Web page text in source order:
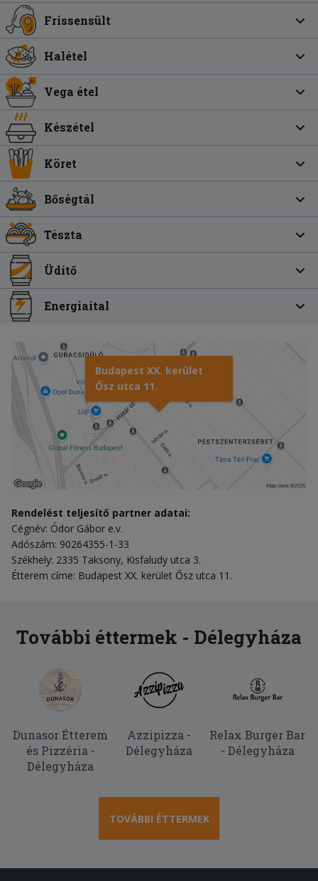
Frissensült
Halétel
Vega étel
Készétel
Köret
Bőségtál
Tészta
Üdítő
Energiaital
Budapest XX. kerület
Ősz utca 11.
Rendelést teljesítő partner adatai:
Cégnév: Ódor Gábor e.v.
Adószám: 90264355-1-33
Székhely: 2335 Taksony, Kisfaludy utca 3.
Étterem címe: Budapest XX. kerület Ősz utca 11.
További éttermek - Délegyháza
Dunasor Étterem
és Pizzéria -
Délegyháza
Azzipizza -
Délegyháza
Relax Burger Bar
- Délegyháza
TOVÁBBI ÉTTERMEK